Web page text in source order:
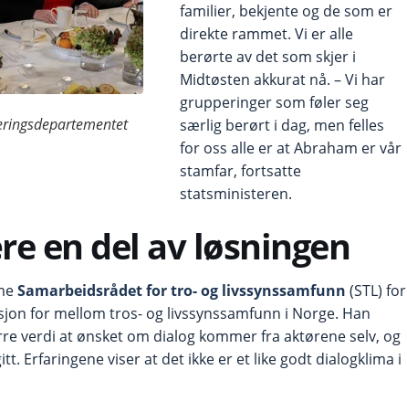
familier, bekjente og de som er
direkte rammet. Vi er alle
berørte av det som skjer i
Midtøsten akkurat nå. – Vi har
grupperinger som føler seg
særlig berørt i dag, men felles
for oss alle er at Abraham er vår
stamfar, fortsatte
statsministeren.
en del av løsningen
Samarbeidsrådet for tro- og livssynssamfunn (STL) for
for mellom tros- og livssynssamfunn i Norge. Han
verdi at ønsket om dialog kommer fra aktørene selv, og
Erfaringene viser at det ikke er et like godt dialogklima i